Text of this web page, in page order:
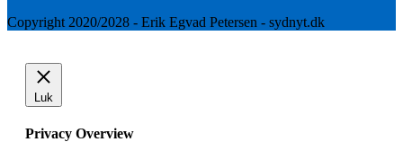
Copyright 2020/2028 - Erik Egvad Petersen - sydnyt.dk
Luk
Privacy Overview